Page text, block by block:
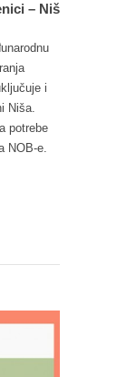
– Niš
i
Niša.
potrebe
NOB-e.